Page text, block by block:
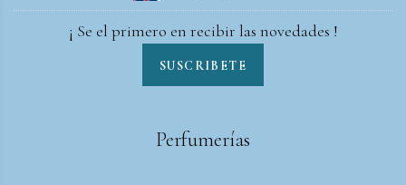
¡ Se el primero en recibir las novedades !
SUSCRIBETE
Perfumerías